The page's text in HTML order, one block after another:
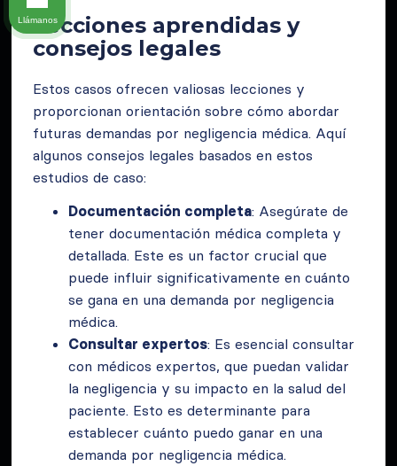
Lecciones aprendidas y
consejos legales
Estos casos ofrecen valiosas lecciones y
proporcionan orientación sobre cómo abordar
futuras demandas por negligencia médica. Aquí
algunos consejos legales basados en estos
estudios de caso:
Documentación completa: Asegúrate de
tener documentación médica completa y
detallada. Este es un factor crucial que
puede influir significativamente en cuánto
se gana en una demanda por negligencia
médica.
Consultar expertos: Es esencial consultar
con médicos expertos, que puedan validar
la negligencia y su impacto en la salud del
paciente. Esto es determinante para
establecer cuánto puedo ganar en una
demanda por negligencia médica.
Llámanos